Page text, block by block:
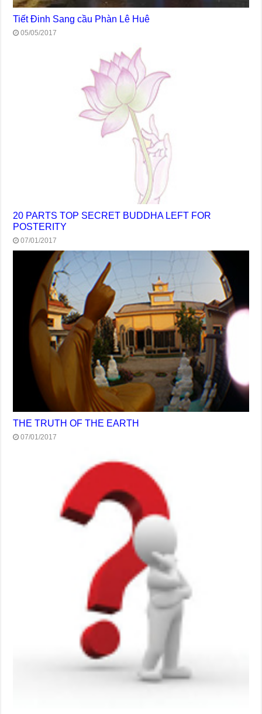
Tiết Đinh Sang cầu Phàn Lê Huê
05/05/2017
20 PARTS TOP SECRET BUDDHA LEFT FOR
POSTERITY
07/01/2017
THE TRUTH OF THE EARTH
07/01/2017